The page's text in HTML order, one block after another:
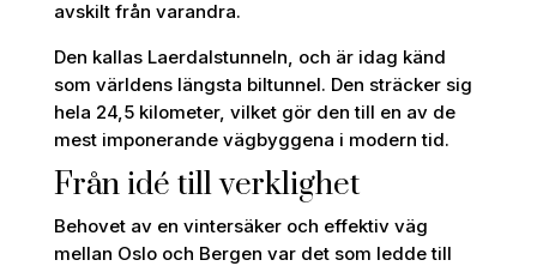
avskilt från varandra.
Den kallas Laerdalstunneln, och är idag känd
som världens längsta biltunnel. Den sträcker sig
hela 24,5 kilometer, vilket gör den till en av de
mest imponerande vägbyggena i modern tid.
Från idé till verklighet
Behovet av en vintersäker och effektiv väg
mellan Oslo och Bergen var det som ledde till